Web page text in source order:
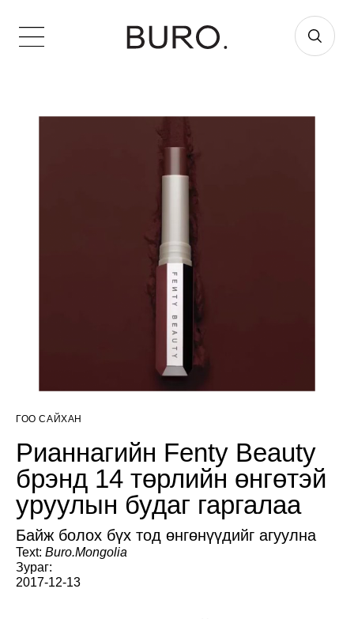
ГОО САЙХАН
Рианнагийн Fenty Beauty
брэнд 14 төрлийн өнгөтэй
уруулын будаг гаргалаа
Байж болох бүх тод өнгөнүүдийг агуулна
Text: Buro.Mongolia
Зураг:
2017-12-13